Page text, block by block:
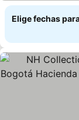
Elige fechas